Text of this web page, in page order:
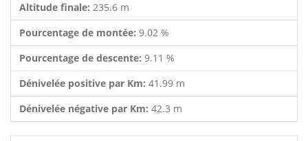
Altitude finale: 235.6 m
Pourcentage de montée: 9.02 %
Pourcentage de descente: 9.11 %
Dénivelée positive par Km: 41.99 m
Dénivelée négative par Km: 42.3 m